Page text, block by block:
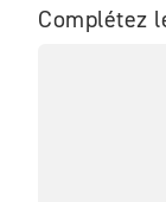
Complétez